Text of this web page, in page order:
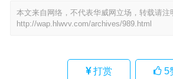
本文来自网络，不代表华威网立场，转载请注
http://wap.hlwvv.com/archives/989.html
打赏 5